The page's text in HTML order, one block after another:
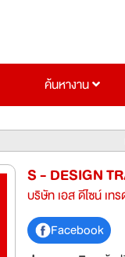
ค้นหางาน
S - DESIGN
บริษัท เอส ดีไซน์ เท
Facebook